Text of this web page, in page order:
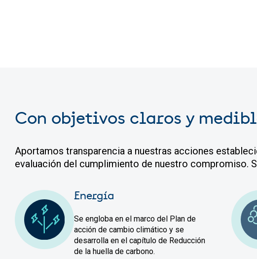
Con objetivos claros y
Aportamos transparencia a nuestras acciones
evaluación del cumplimiento de nuestro compromiso.
Energía
Se engloba en el marco del Plan de
acción de cambio climático y se
desarrolla en el capítulo de Reducción
de la huella de carbono.